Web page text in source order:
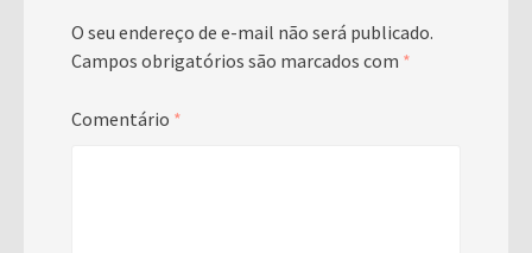
O seu endereço de e-mail não será publicado.
Campos obrigatórios são marcados com *
Comentário *